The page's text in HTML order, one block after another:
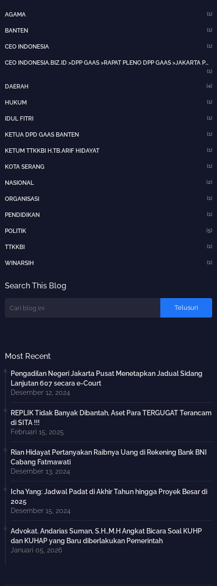
AGAMA (1)
BANTEN (1)
CEO INDONESIA (1)
CEO INDONESIA.BIZ.ID >DPP GAAS >RAPAT PLENO DPP GAAS >JAKARTA PUSAT>HOTNEWS>
(1)
DAERAH (4)
HUKUM (1)
IDUL FITRI (1)
KETUA DPD GAAS BANTEN (1)
KETUM TTKKBI H.TB.ARIF HIDAYAT (1)
KOTA SERANG (1)
NASIONAL (2)
ORGANISASI (1)
PENDIDIKAN (1)
POLITIK (5)
TTKKBI (1)
WINARSIH (1)
Search This Blog
Most Recent
Pengadilan Negeri Jakarta Pusat Menetapkan Jadual Sidang
Lanjutan 607 secara e-Court
Desember 12, 2024
REPLIK Tidak Banyak Dibantah, Aset Para TERGUGAT Terancam
di SITA !!!
Februari 15, 2025
Rian Hidayat Pertanyakan Raibnya Uang di Rekening Bank BNI
Cabang Fatmawati
Desember 13, 2024
Icha Yang: Jadwal Padat di Akhir Tahun hingga Proyek Besar di
2025
Desember 15, 2024
Advokat. Andarias Suman, S.H.,M.H Angkat Bicara Soal KUHP
dan KUHAP yang Baru diberlakukan Pemerintah
Januari 05, 2026